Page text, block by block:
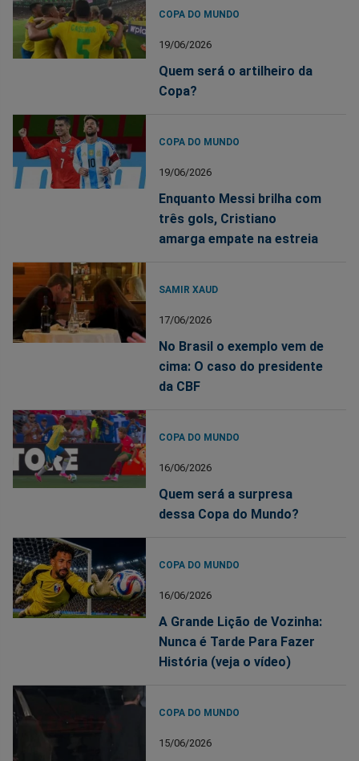
COPA DO MUNDO
19/06/2026
Quem será o artilheiro da
Copa?
COPA DO MUNDO
19/06/2026
Enquanto Messi brilha com
três gols, Cristiano
amarga empate na estreia
SAMIR XAUD
17/06/2026
No Brasil o exemplo vem de
cima: O caso do presidente
da CBF
COPA DO MUNDO
16/06/2026
Quem será a surpresa
dessa Copa do Mundo?
COPA DO MUNDO
16/06/2026
A Grande Lição de Vozinha:
Nunca é Tarde Para Fazer
História (veja o vídeo)
COPA DO MUNDO
15/06/2026